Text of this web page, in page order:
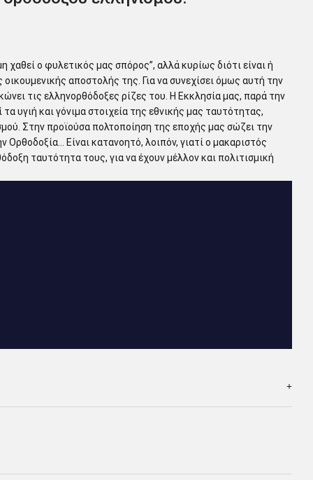
χαθεί ο φυλετικός μας σπόρος”, αλλά κυρίως διότι είναι ή
αποστολής της. Για να συνεχίσει όμως αυτή την
τις ελληνορθόδοξες ρίζες του. Η Εκκλησία μας, παρά την
υγιή και γόνιμα στοιχεία της εθνικής μας ταυτότητας,
Στην προϊούσα πολτοποίηση της εποχής μας σώζει την
Είναι κατανοητό, λοιπόν, γιατί ο μακαριστός
ταυτότητα τους, για να έχουν μέλλον και πολιτισμική